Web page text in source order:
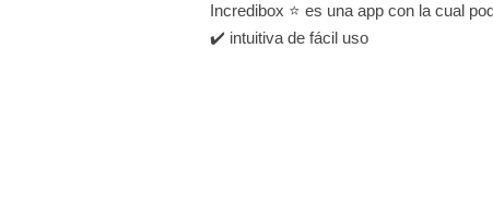
Incredibox ⭐ es una app con la cual
✔️ intuitiva de fácil uso